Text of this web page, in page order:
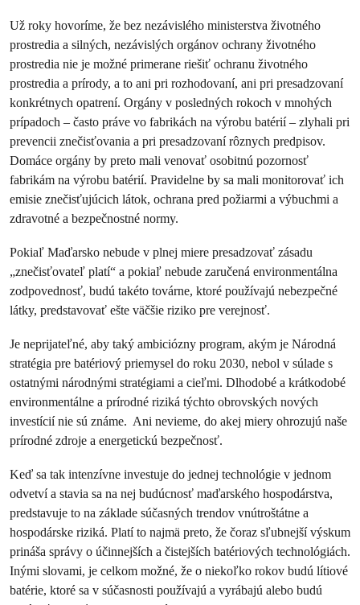
Už roky hovoríme, že bez nezávislého ministerstva životného
prostredia a silných, nezávislých orgánov ochrany životného
prostredia nie je možné primerane riešiť ochranu životného
prostredia a prírody, a to ani pri rozhodovaní, ani pri presadzovaní
konkrétnych opatrení. Orgány v posledných rokoch v mnohých
prípadoch – často práve vo fabrikách na výrobu batérií – zlyhali pri
prevencii znečisťovania a pri presadzovaní rôznych predpisov.
Domáce orgány by preto mali venovať osobitnú pozornosť
fabrikám na výrobu batérií. Pravidelne by sa mali monitorovať ich
emisie znečisťujúcich látok, ochrana pred požiarmi a výbuchmi a
zdravotné a bezpečnostné normy.
Pokiaľ Maďarsko nebude v plnej miere presadzovať zásadu
„znečisťovateľ platí“ a pokiaľ nebude zaručená environmentálna
zodpovednosť, budú takéto továrne, ktoré používajú nebezpečné
látky, predstavovať ešte väčšie riziko pre verejnosť.
Je neprijateľné, aby taký ambiciózny program, akým je Národná
stratégia pre batériový priemysel do roku 2030, nebol v súlade s
ostatnými národnými stratégiami a cieľmi. Dlhodobé a krátkodobé
environmentálne a prírodné riziká týchto obrovských nových
investícií nie sú známe. Ani nevieme, do akej miery ohrozujú naše
prírodné zdroje a energetickú bezpečnosť.
Keď sa tak intenzívne investuje do jednej technológie v jednom
odvetví a stavia sa na nej budúcnosť maďarského hospodárstva,
predstavuje to na základe súčasných trendov vnútroštátne a
hospodárske riziká. Platí to najmä preto, že čoraz sľubnejší výskum
prináša správy o účinnejších a čistejších batériových technológiách.
Inými slovami, je celkom možné, že o niekoľko rokov budú lítiové
batérie, ktoré sa v súčasnosti používajú a vyrábajú alebo budú